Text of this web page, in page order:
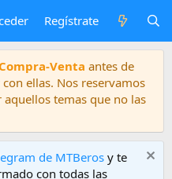
Regístrate
Venta antes de
ellas. Nos reservamos
temas que no las
de MTBeros y te
con todas las